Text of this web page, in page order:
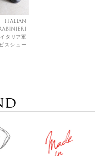
タリア軍
スシュー